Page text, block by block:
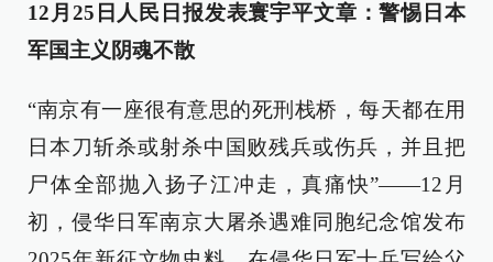
12月25日人民日报发表寰宇平文章：警惕日本
军国主义阴魂不散
“南京有一座很有意思的死刑栈桥，每天都在用
日本刀斩杀或射杀中国败残兵或伤兵，并且把
尸体全部抛入扬子江冲走，真痛快”——12月
初，侵华日军南京大屠杀遇难同胞纪念馆发布